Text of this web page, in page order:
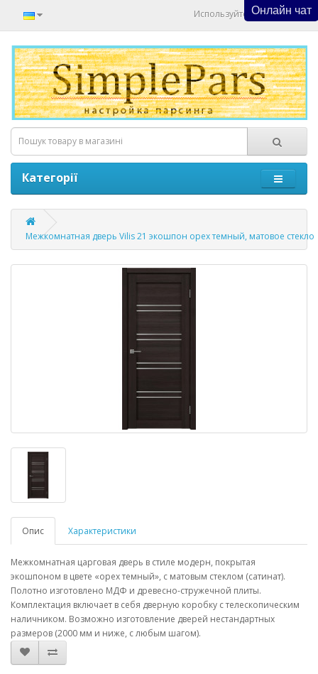
Используйте Онлайн Чат
Категорії
Межкомнатная дверь Vilis 21 экошпон орех темный, матовое стекло
Опис Характеристики
Межкомнатная царговая дверь в стиле модерн, покрытая
экошпоном в цвете «орех темный», с матовым стеклом (сатинат).
Полотно изготовлено МДФ и древесно-стружечной плиты.
Комплектация включает в себя дверную коробку с телескопическим
наличником. Возможно изготовление дверей нестандартных
размеров (2000 мм и ниже, с любым шагом).
Онлайн чат